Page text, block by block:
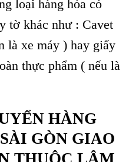
loại hàng hóa có
tờ khác như : Cavet
là xe máy ) hay giấy
thực phẩm ( nếu là
HÀNG
GÒN GIAO